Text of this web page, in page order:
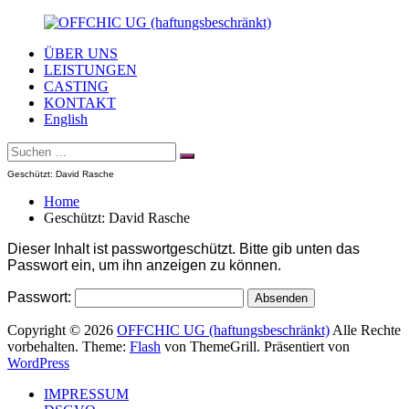
springen
OFFCHIC
(haftungsbeschränkt)
Agentur
Scouting
–
Creative
Modelcasting
ÜBER UNS
LEISTUNGEN
CASTING
KONTAKT
English
Suche
nach:
Suchen
Geschützt: David Rasche
Home
Geschützt: David Rasche
Dieser Inhalt ist passwortgeschützt. Bitte gib unten das
Passwort ein, um ihn anzeigen zu können.
Passwort:
Copyright © 2026 OFFCHIC UG (haftungsbeschränkt) Alle Rechte
vorbehalten. Theme: Flash von ThemeGrill. Präsentiert von
WordPress
IMPRESSUM